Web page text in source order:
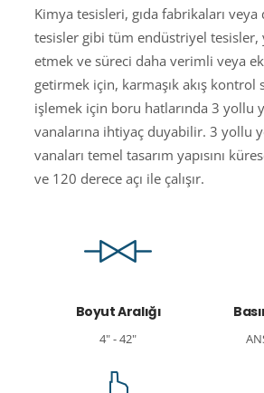
Kimya tesisleri, gıda fabrikaları
tesisler gibi tüm endüstriyel tesisler,
etmek ve süreci daha verimli veya
getirmek için, karmaşık akış kontrol
işlemek için boru hatlarında 3 yollu
vanalarına ihtiyaç duyabilir. 3 yollu
vanaları temel tasarım yapısını
ve 120 derece açı ile çalışır.
Boyut Aralığı
4" - 42"